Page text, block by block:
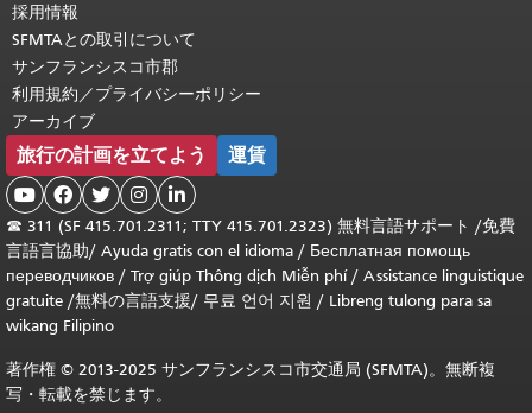
採用情報
SFMTAとの取引について
サンフランシスコ市郡
利用規約／プライバシーポリシー
アーカイブ
旅行の計画を立てよう 運賃
    
☎ 311 (SF 415.701.2311; TTY 415.701.2323) 無料言語サポート /免費
言語言協助/ Ayuda gratis con el idioma / Бесплатная помощь
переводчиков / Trợ giúp Thông dịch Miễn phí/ Assistance linguistique
gratuite /無料の言語支援/ 무료 언어 지원 / Libreng tulong para sa
wikang Filipino
著作権 © 2013-2025 サンフランシスコ市交通局 (SFMTA)。無断複
写・転載を禁じます。